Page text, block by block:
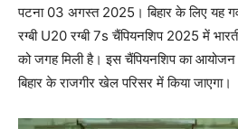
पटना 03 अगस्त 2025। बिहार के लिए यह
रग्बी U20 रग्बी 7s चैंपियनशिप 2025 में
को जगह मिली है। इस चैंपियनशिप का
बिहार के राजगीर खेल परिसर में किया जाएगा।